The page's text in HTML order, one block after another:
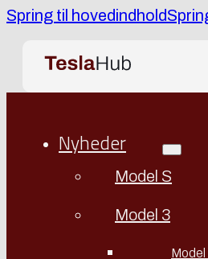
Spring til hovedindhold
Nyheder
Model S
Model 3